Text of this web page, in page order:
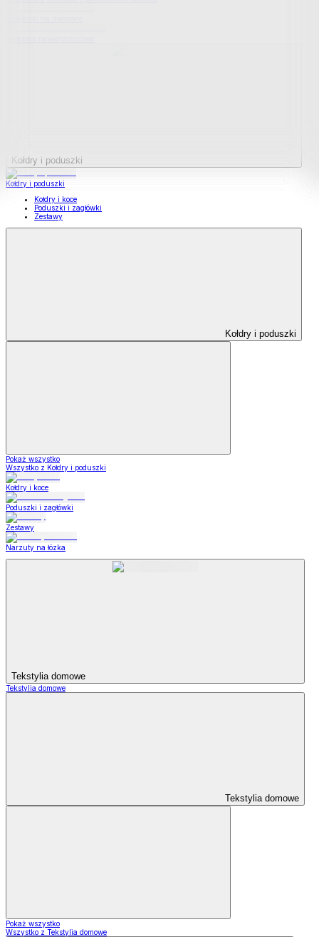
Kołdry i poduszki
Kołdry i poduszki
Kołdry i koce
Poduszki i zagłówki
Zestawy
Kołdry i poduszki
Pokaż wszystko
Wszystko z Kołdry i poduszki
Kołdry i koce
Poduszki i zagłówki
Zestawy
Narzuty na łózka
Tekstylia domowe
Tekstylia domowe
Tekstylia domowe
Pokaż wszystko
Wszystko z Tekstylia domowe